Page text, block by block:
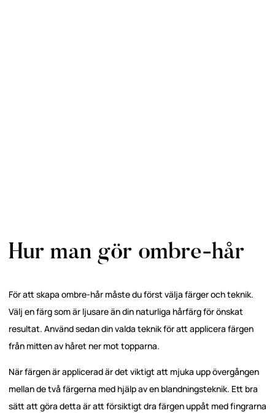
Hur man gör ombre-hår
För att skapa ombre-hår måste du först välja färger och teknik.
Välj en färg som är ljusare än din naturliga hårfärg för önskat
resultat. Använd sedan din valda teknik för att applicera färgen
från mitten av håret ner mot topparna.
När färgen är applicerad är det viktigt att mjuka upp övergången
mellan de två färgerna med hjälp av en blandningsteknik. Ett bra
sätt att göra detta är att försiktigt dra färgen uppåt med fingrarna